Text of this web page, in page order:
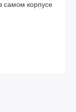
самом корпусе